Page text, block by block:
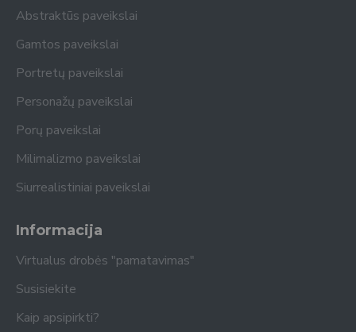
Abstraktūs paveikslai
Gamtos paveikslai
Portretų paveikslai
Personažų paveikslai
Porų paveikslai
Milimalizmo paveikslai
Siurrealistiniai paveikslai
Informacija
Virtualus drobės "pamatavimas"
Susisiekite
Kaip apsipirkti?